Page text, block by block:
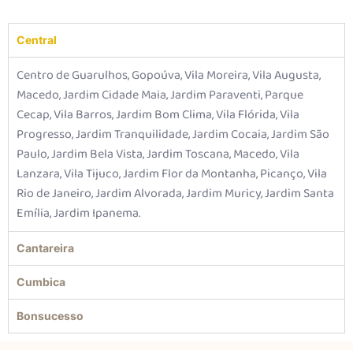
Central
Centro de Guarulhos, Gopoúva, Vila Moreira, Vila Augusta,
Macedo, Jardim Cidade Maia, Jardim Paraventi, Parque
Cecap, Vila Barros, Jardim Bom Clima, Vila Flórida, Vila
Progresso, Jardim Tranquilidade, Jardim Cocaia, Jardim São
Paulo, Jardim Bela Vista, Jardim Toscana, Macedo, Vila
Lanzara, Vila Tijuco, Jardim Flor da Montanha, Picanço, Vila
Rio de Janeiro, Jardim Alvorada, Jardim Muricy, Jardim Santa
Emília, Jardim Ipanema.
Cantareira
Cumbica
Bonsucesso